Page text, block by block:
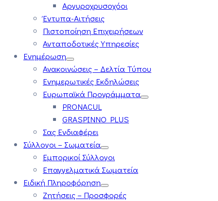
Αργυροχρυσοχόοι
Έντυπα-Αιτήσεις
Πιστοποίηση Επιχειρήσεων
Ανταποδοτικές Υπηρεσίες
Ενημέρωση
Ανακοινώσεις – Δελτία Τύπου
Ενημερωτικές Εκδηλώσεις
Ευρωπαϊκά Προγράμματα
PRONACUL
GRASPINNO PLUS
Σας Ενδιαφέρει
Σύλλογοι – Σωματεία
Εμπορικοί Σύλλογοι
Επαγγελματικά Σωματεία
Ειδική Πληροφόρηση
Ζητήσεις – Προσφορές